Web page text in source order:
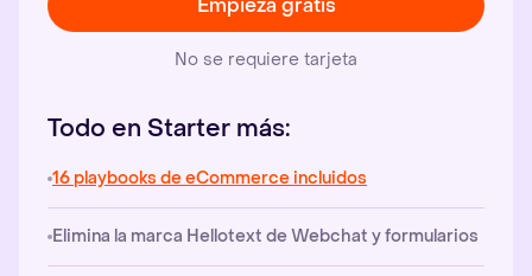
Empieza gratis
No se requiere tarjeta
Todo en Starter más:
16 playbooks de eCommerce incluidos
Elimina la marca Hellotext de Webchat y formularios